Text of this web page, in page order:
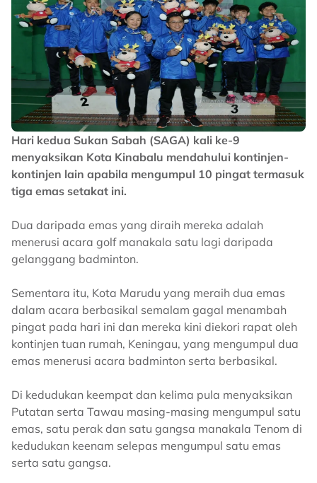
Hari kedua Sukan Sabah (SAGA) kali ke-9
menyaksikan Kota Kinabalu mendahului kontinjen-
kontinjen lain apabila mengumpul 10 pingat termasuk
tiga emas setakat ini.
Dua daripada emas yang diraih mereka adalah
menerusi acara golf manakala satu lagi daripada
gelanggang badminton.
Sementara itu, Kota Marudu yang meraih dua emas
dalam acara berbasikal semalam gagal menambah
pingat pada hari ini dan mereka kini diekori rapat oleh
kontinjen tuan rumah, Keningau, yang mengumpul dua
emas menerusi acara badminton serta berbasikal.
Di kedudukan keempat dan kelima pula menyaksikan
Putatan serta Tawau masing-masing mengumpul satu
emas, satu perak dan satu gangsa manakala Tenom di
kedudukan keenam selepas mengumpul satu emas
serta satu gangsa.